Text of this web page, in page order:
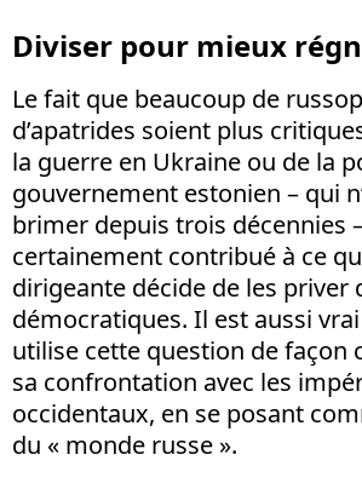
Diviser pour mieux
Le fait que beaucoup de
d’apatrides soient plus
la guerre en Ukraine ou de la
gouvernement estonien – qui
brimer depuis trois décennies
certainement contribué à ce
dirigeante décide de les priver
démocratiques. Il est aussi
utilise cette question de façon
sa confrontation avec les
occidentaux, en se posant
du « monde russe ».